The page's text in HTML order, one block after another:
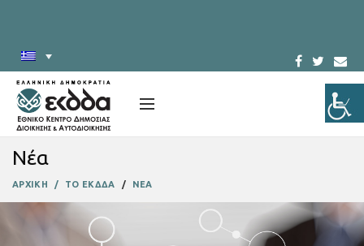
Νέα
ΑΡΧΙΚΗ ΤΟ ΕΚΔΔΑ ΝΕΑ